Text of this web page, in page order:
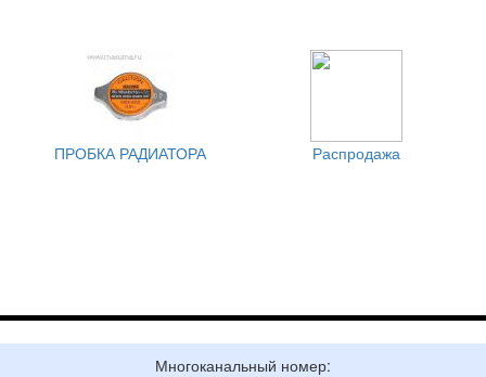
ПРОБКА РАДИАТОРА Распродажа
Многоканальный номер: